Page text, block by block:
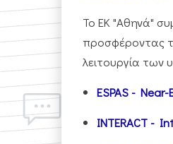
Το ΕΚ "Αθηνά"
προσφέροντας
λειτουργία
ESPAS -
INTERACT -